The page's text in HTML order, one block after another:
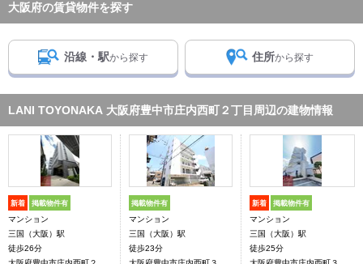
大阪府の賃貸物件を探す
沿線・駅から探す 住所から探す
LANI TOYONAKA 大阪府豊中市庄内西町２丁目周辺の建物情報
新着 掲載物件有
マンション
三国（大阪）駅
徒歩26分
掲載物件有
マンション
三国（大阪）駅
徒歩23分
新着 掲載物件有
マンション
三国（大阪）駅
徒歩25分